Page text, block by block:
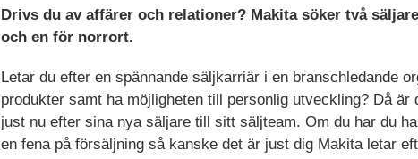
Drivs du av affärer och relationer? Makita söker två
och en för norrort.
Letar du efter en spännande säljkarriär i en branschledande
produkter samt ha möjligheten till personlig utveckling? Då
just nu efter sina nya säljare till sitt säljteam. Om du har du
en fena på försäljning så kanske det är just dig Makita letar